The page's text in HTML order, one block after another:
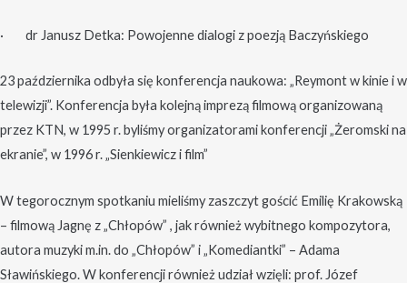
· dr Janusz Detka: Powojenne dialogi z poezją Baczyńskiego
23 października odbyła się konferencja naukowa: „Reymont w kinie i w
telewizji”. Konferencja była kolejną imprezą filmową organizowaną
przez KTN, w 1995 r. byliśmy organizatorami konferencji „Żeromski na
ekranie”, w 1996 r. „Sienkiewicz i film”
W tegorocznym spotkaniu mieliśmy zaszczyt gościć Emilię Krakowską
– filmową Jagnę z „Chłopów” , jak również wybitnego kompozytora,
autora muzyki m.in. do „Chłopów” i „Komediantki” – Adama
Sławińskiego. W konferencji również udział wzięli: prof. Józef